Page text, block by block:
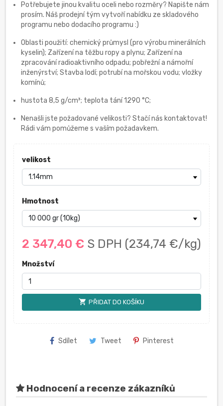
Potřebujete jinou kvalitu oceli nebo rozměry? Napište nám
prosím. Náš prodejní tým vytvoří nabídku ze skladového
programu nebo dodacího programu :)
Oblasti použití: chemický průmysl (pro výrobu minerálních
kyselin); Zařízení na těžbu ropy a plynu; Zařízení na
zpracování radioaktivního odpadu; pobřežní a námořní
inženýrství; Stavba lodí; potrubí na mořskou vodu; vložky
komínů;
hustota 8,5 g/cm³; teplota tání 1290 °C;
Nenašli jste požadované velikosti? Stačí nás kontaktovat!
Rádi vám pomůžeme s vaším požadavkem.
velikost
Hmotnost
2 347,40 € S DPH (234,74 €/kg)
Množství
shopping_cart PŘIDAT DO KOŠÍKU
Sdílet Tweet Pinterest
Hodnocení a recenze zákazníků